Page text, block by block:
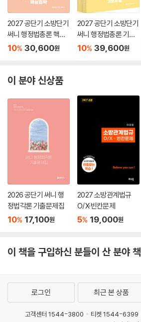
2027 공단기 소방단기
써니 행정법총론 핵심
집약
10% 30,600원
2027 공단기 소방단기
써니 행정법총론 기본
서
10% 39,600원
이 분야 신상품
2026 공단기 써니 행
정법각론 기출문제집
10% 17,100원
2027 소방관계법규
O/X·빈칸문제
5% 19,000원
이 책을 구입하신 분들이 산 분야 책
로그인 최근 본 상품
고객센터 1544-3800 티켓 1544-6399